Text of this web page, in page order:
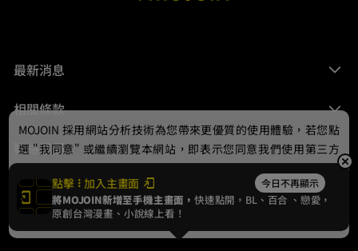
最新消息
相關條款
聯絡我們
© 2024 gamania Digital Entertainment Co., Ltd.
點擊 加入主畫面 今日不再顯示
將MOJOIN新增至手機主畫面，快速點開，BL、 百合 、戀愛，
原創台灣漫畫、小說線上看！
MOJOIN 採用網站分析技術為您帶來更優質的使用體驗，若您點
選 "我同意" 或繼續瀏覽本網站，即表示您同意我們使用第三方
Cookie，欲瞭解更多資訊請見隱私權政策。
我同意